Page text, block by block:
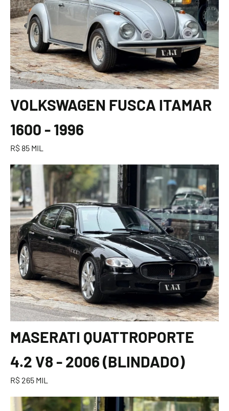
VOLKSWAGEN FUSCA ITAMAR
1600 - 1996
R$ 85 MIL
MASERATI QUATTROPORTE
4.2 V8 - 2006 (BLINDADO)
R$ 265 MIL